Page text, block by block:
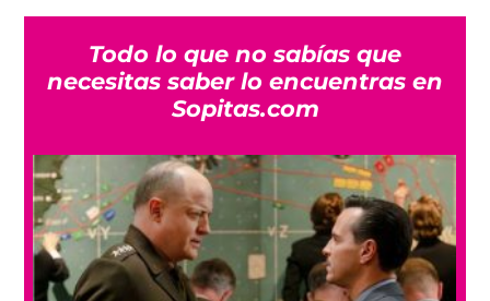
Todo lo que no sabías que
necesitas saber lo encuentras en
Sopitas.com